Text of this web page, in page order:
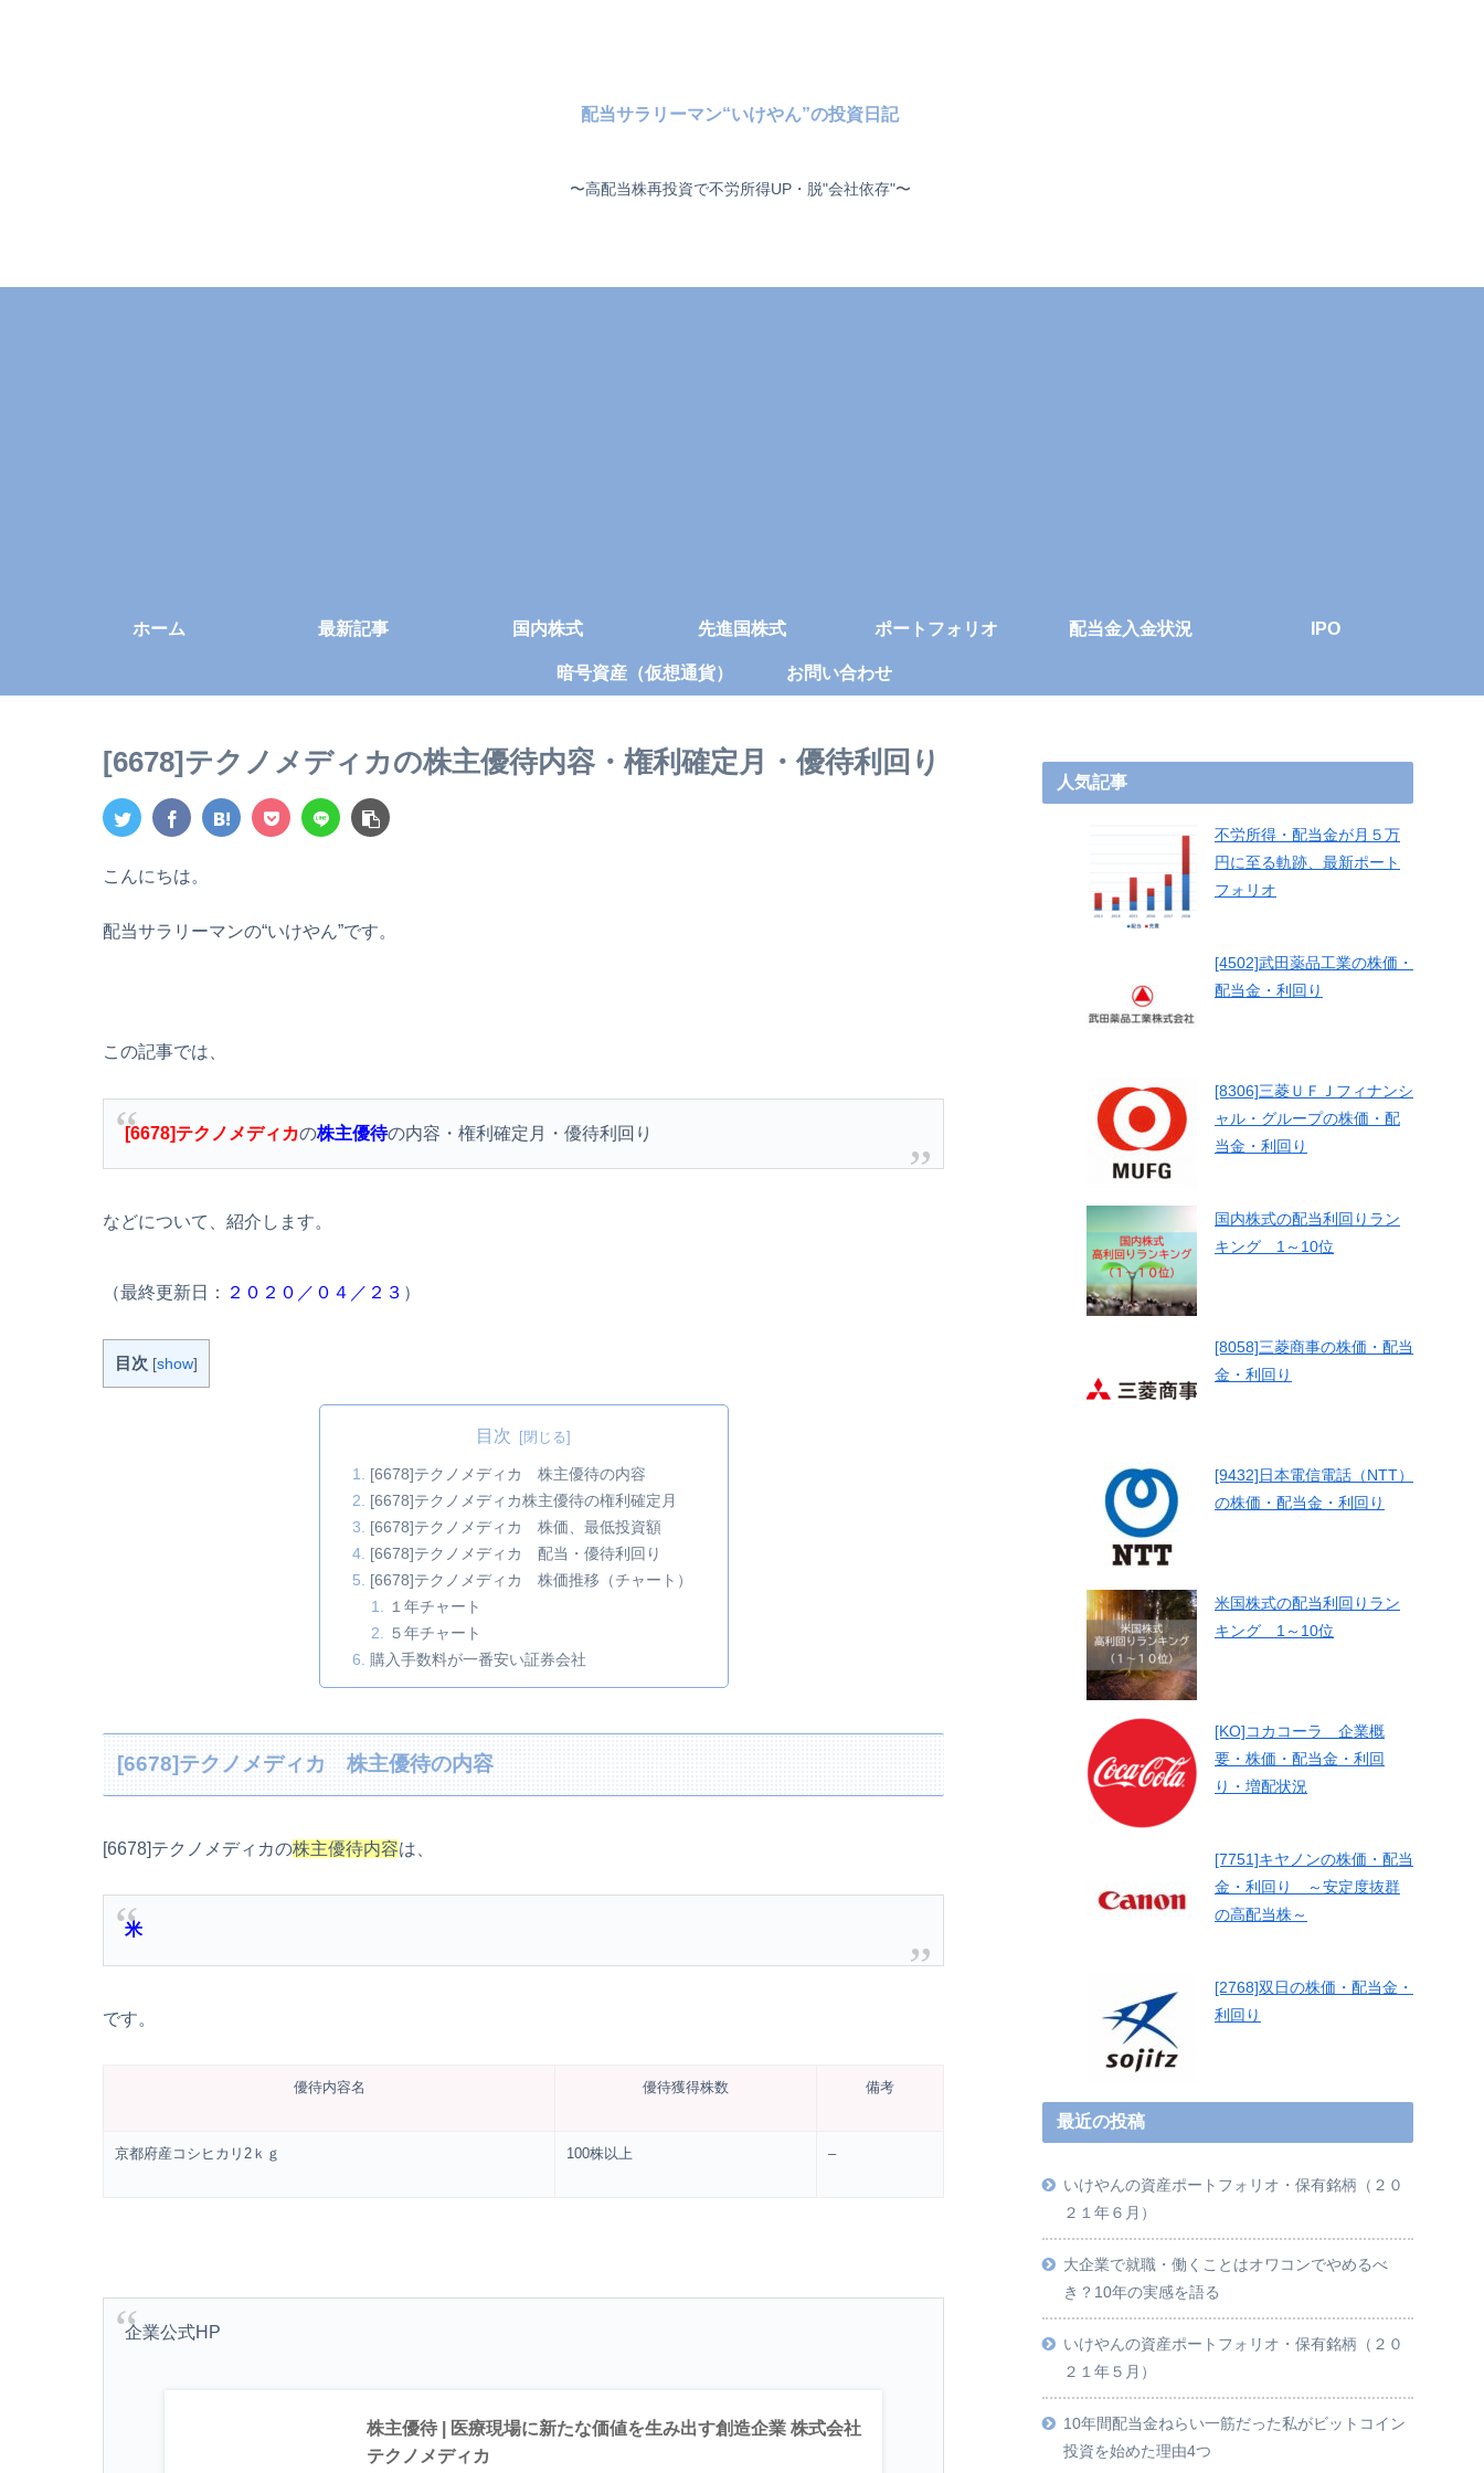
配当サラリーマン“いけやん”の投資日記 ​
〜高配当株再投資で不労所得UP・脱"会社依存"〜 ​
ホーム 最新記事 国内株式 先進国株式 ポートフォリオ 配当金入金状況 IPO
暗号資産（仮想通貨） お問い合わせ
[6678]テクノメディカの株主優待内容・権利確定月・優待利回り
こんにちは。
配当サラリーマンの“いけやん”です。
この記事では、
[6678]テクノメディカの株主優待の内容・権利確定月・優待利回り
などについて、紹介します。
（最終更新日： ２０２０／０４／２３ ）
目次 [show]
目次
[6678]テクノメディカ 株主優待の内容
[6678]テクノメディカ株主優待の権利確定月
[6678]テクノメディカ 株価、最低投資額
[6678]テクノメディカ 配当・優待利回り
[6678]テクノメディカ 株価推移（チャート）
１年チャート
５年チャート
購入手数料が一番安い証券会社
[6678]テクノメディカ 株主優待の内容
[6678]テクノメディカの株主優待内容は、
米
です。
優待内容名 優待獲得株数 備考
京都府産コシヒカリ2ｋｇ 100株以上 –
企業公式HP
株主優待 | 医療現場に新たな価値を生み出す創造企業 株式会社
テクノメディカ
人気記事
不労所得・配当金が月５万
円に至る軌跡、最新ポート
フォリオ
[4502]武田薬品工業の株価・
配当金・利回り
[8306]三菱ＵＦＪフィナンシ
ャル・グループの株価・配
当金・利回り
国内株式の配当利回りラン
キング 1～10位
[8058]三菱商事の株価・配当
金・利回り
[9432]日本電信電話（NTT）
の株価・配当金・利回り
米国株式の配当利回りラン
キング 1～10位
[KO]コカコーラ 企業概
要・株価・配当金・利回
り・増配状況
[7751]キヤノンの株価・配当
金・利回り ～安定度抜群
の高配当株～
[2768]双日の株価・配当金・
利回り
最近の投稿
いけやんの資産ポートフォリオ・保有銘柄（２０
２１年６月）
大企業で就職・働くことはオワコンでやめるべ
き？10年の実感を語る
いけやんの資産ポートフォリオ・保有銘柄（２０
２１年５月）
10年間配当金ねらい一筋だった私がビットコイン
投資を始めた理由4つ